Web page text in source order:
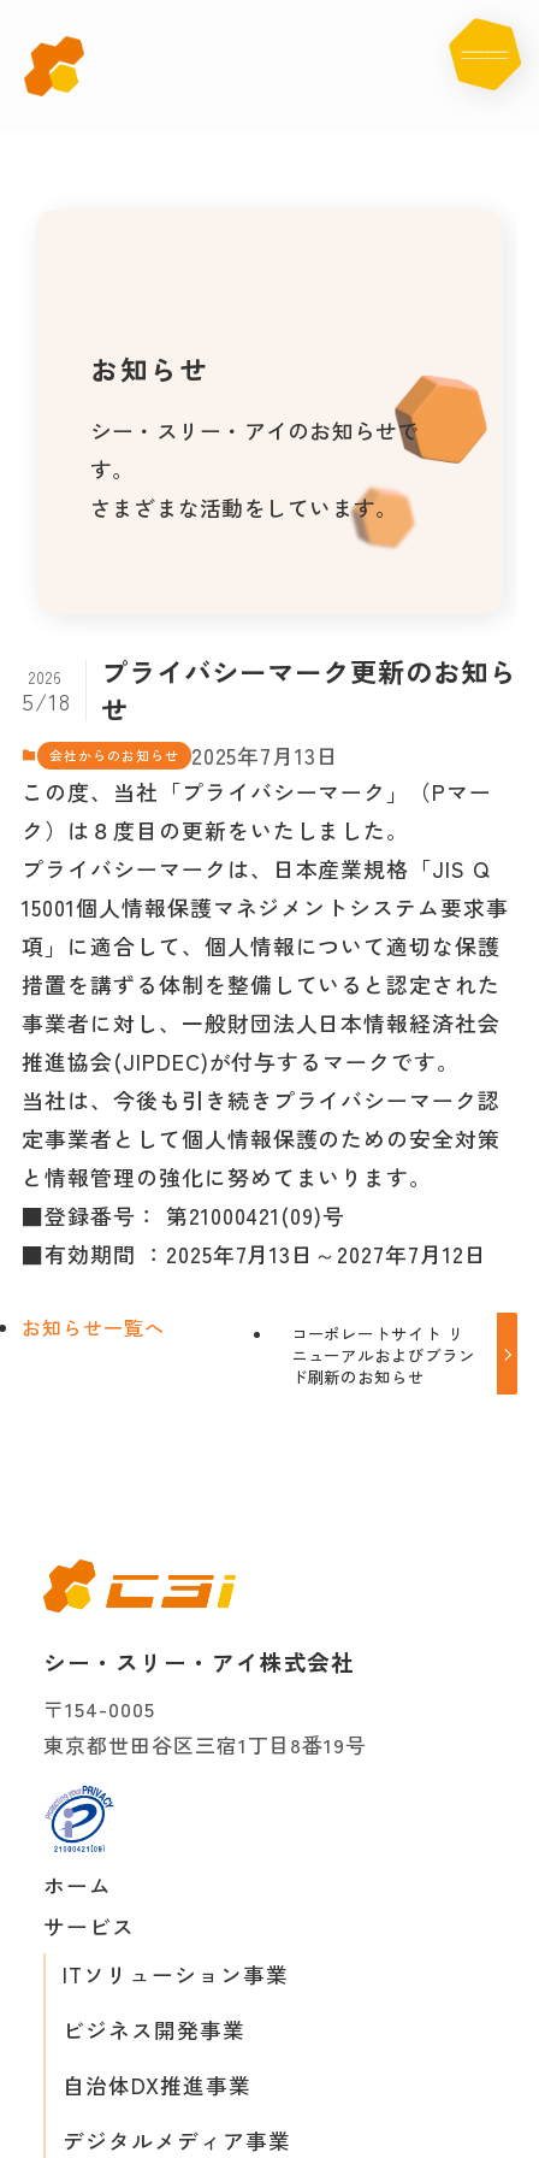
お知らせ
お知 ら せ
シー・スリー・アイのお知らせで
す。
さまざまな活動をしています。
プライバシーマーク更新のお知ら
せ
2026
5/18
会社からのお知らせ
2025年7月13日
この度、当社「プライバシーマーク」（Pマー
ク）は８度目の更新をいたしました。
プライバシーマークは、日本産業規格「JIS Q
15001個人情報保護マネジメントシステム要求事
項」に適合して、個人情報について適切な保護
措置を講ずる体制を整備していると認定された
事業者に対し、一般財団法人日本情報経済社会
推進協会(JIPDEC)が付与するマークです。
当社は、今後も引き続きプライバシーマーク認
定事業者として個人情報保護のための安全対策
と情報管理の強化に努めてまいります。
■登録番号： 第21000421(09)号
■有効期間 ：2025年7月13日～2027年7月12日
お知らせ一覧へ
コーポレートサイト リ
ニューアルおよびブラン
ド刷新のお知らせ
シー・スリー・アイ株式会社
〒154-0005
東京都世田谷区三宿1丁目8番19号
ホーム
サービス
ITソリューション事業
ビジネス開発事業
自治体DX推進事業
デジタルメディア事業